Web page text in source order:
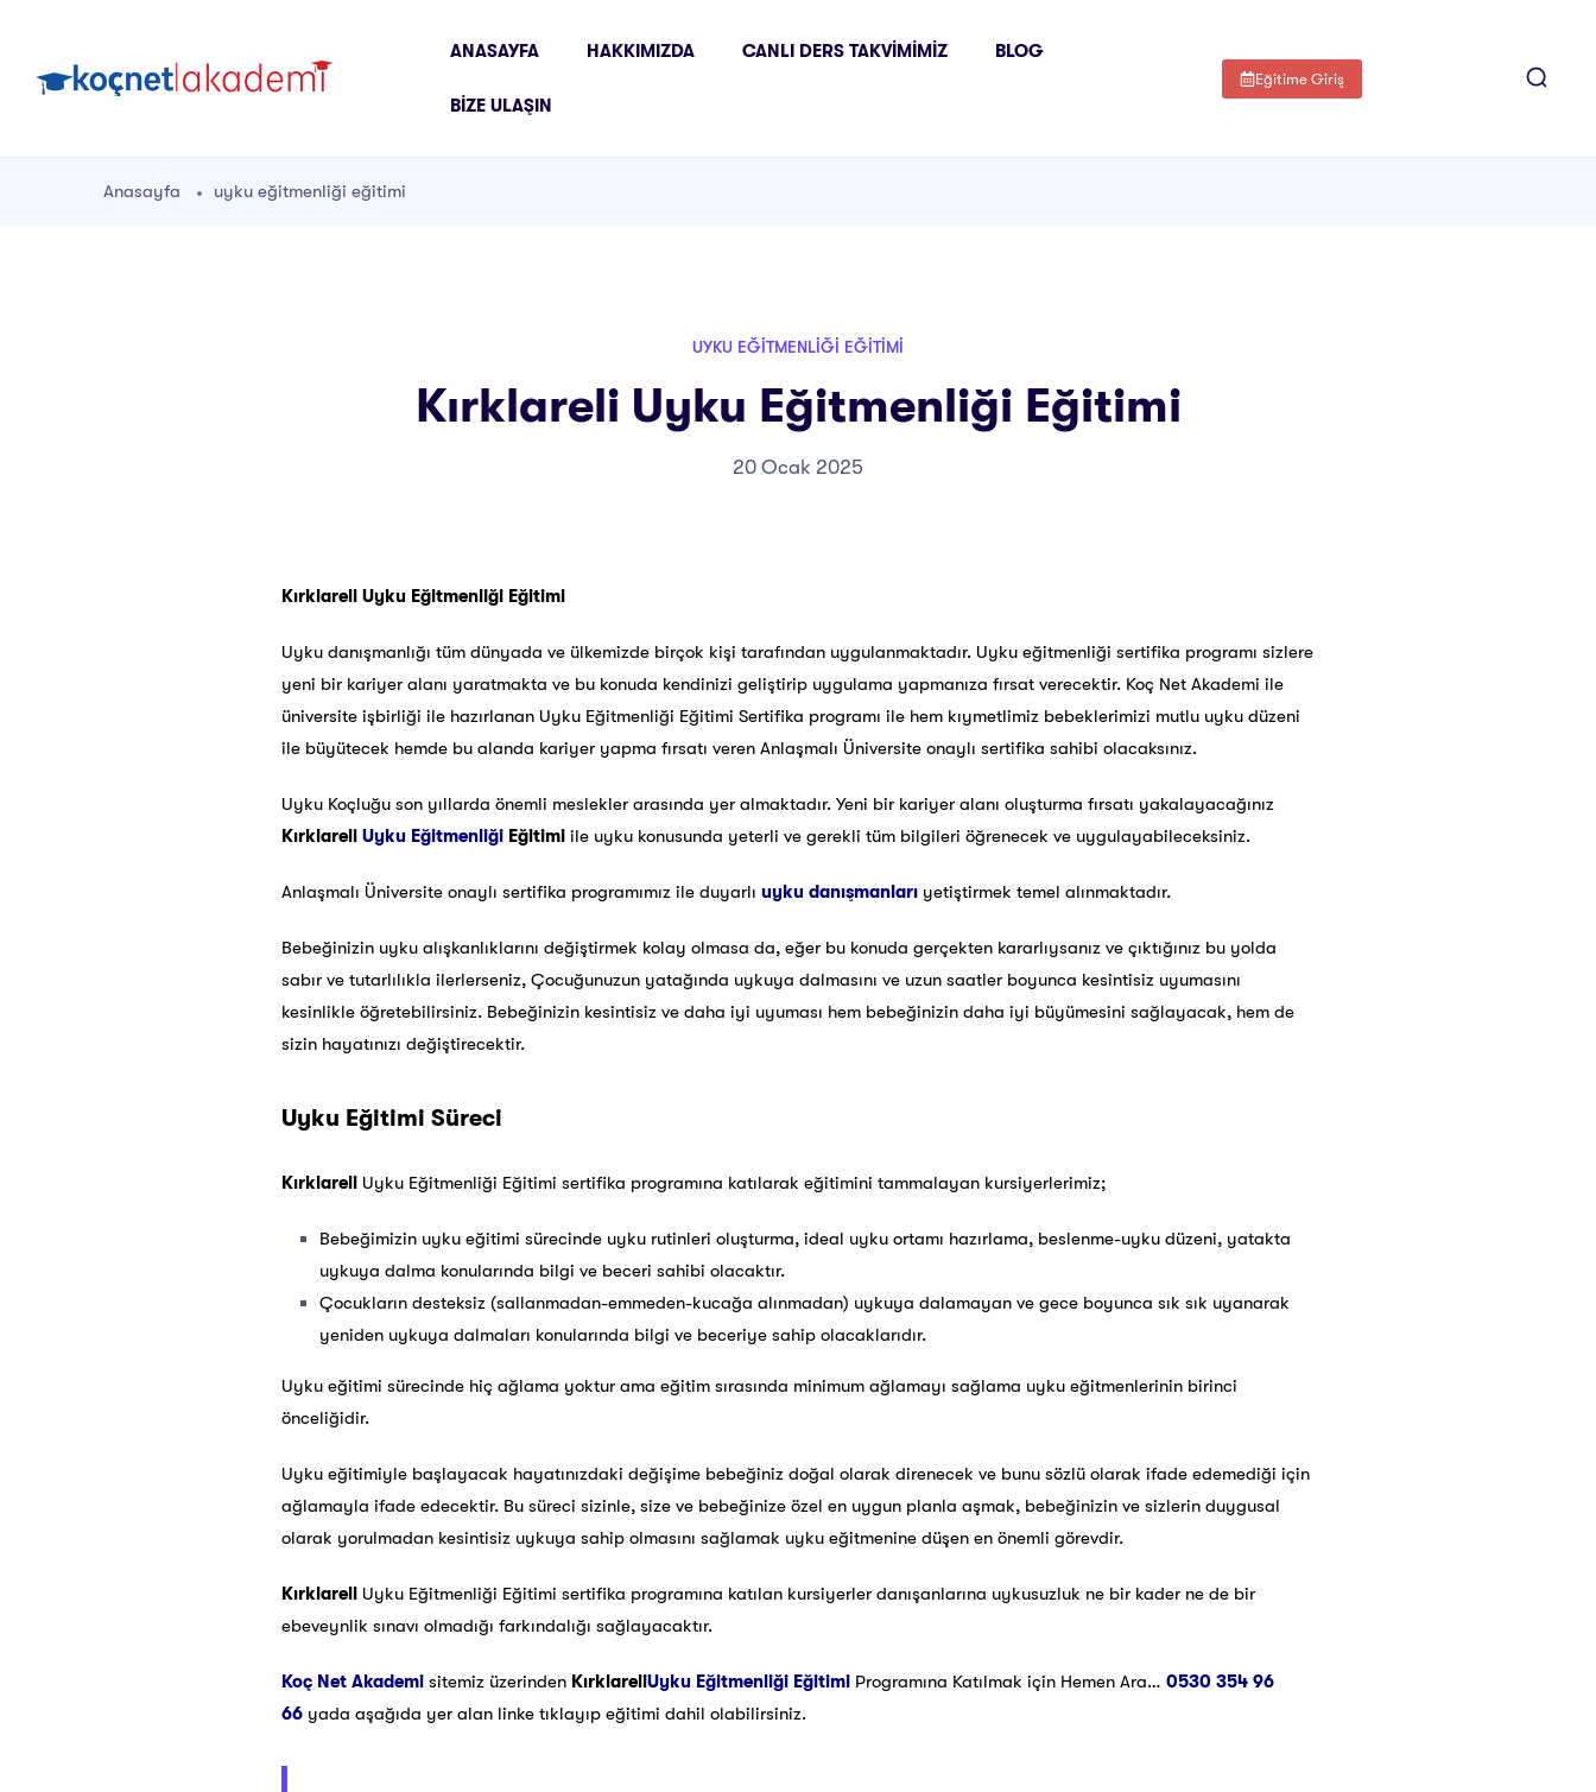
ANASAYFA HAKKIMIZDA CANLI DERS TAKVIMIMIZ BLOG
BIZE ULAŞIN
Eğitime Giriş
Anasayfa uyku eğitmenliği eğitimi
UYKU EĞITMENLIĞI EĞITIMI
Kırklareli Uyku Eğitmenliği Eğitimi
20 Ocak 2025
Kırklareli Uyku Eğitmenliği Eğitimi
Uyku danışmanlığı tüm dünyada ve ülkemizde birçok kişi tarafından uygulanmaktadır. Uyku eğitmenliği sertifika programı sizlere
yeni bir kariyer alanı yaratmakta ve bu konuda kendinizi geliştirip uygulama yapmanıza fırsat verecektir. Koç Net Akademi ile
üniversite işbirliği ile hazırlanan Uyku Eğitmenliği Eğitimi Sertifika programı ile hem kıymetlimiz bebeklerimizi mutlu uyku düzeni
ile büyütecek hemde bu alanda kariyer yapma fırsatı veren Anlaşmalı Üniversite onaylı sertifika sahibi olacaksınız.
Uyku Koçluğu son yıllarda önemli meslekler arasında yer almaktadır. Yeni bir kariyer alanı oluşturma fırsatı yakalayacağınız
Kırklareli Uyku Eğitmenliği Eğitimi ile uyku konusunda yeterli ve gerekli tüm bilgileri öğrenecek ve uygulayabileceksiniz.
Anlaşmalı Üniversite onaylı sertifika programımız ile duyarlı uyku danışmanları yetiştirmek temel alınmaktadır.
Bebeğinizin uyku alışkanlıklarını değiştirmek kolay olmasa da, eğer bu konuda gerçekten kararlıysanız ve çıktığınız bu yolda
sabır ve tutarlılıkla ilerlerseniz, Çocuğunuzun yatağında uykuya dalmasını ve uzun saatler boyunca kesintisiz uyumasını
kesinlikle öğretebilirsiniz. Bebeğinizin kesintisiz ve daha iyi uyuması hem bebeğinizin daha iyi büyümesini sağlayacak, hem de
sizin hayatınızı değiştirecektir.
Uyku Eğitimi Süreci
Kırklareli Uyku Eğitmenliği Eğitimi sertifika programına katılarak eğitimini tammalayan kursiyerlerimiz;
Bebeğimizin uyku eğitimi sürecinde uyku rutinleri oluşturma, ideal uyku ortamı hazırlama, beslenme-uyku düzeni, yatakta
uykuya dalma konularında bilgi ve beceri sahibi olacaktır.
Çocukların desteksiz (sallanmadan-emmeden-kucağa alınmadan) uykuya dalamayan ve gece boyunca sık sık uyanarak
yeniden uykuya dalmaları konularında bilgi ve beceriye sahip olacaklarıdır.
Uyku eğitimi sürecinde hiç ağlama yoktur ama eğitim sırasında minimum ağlamayı sağlama uyku eğitmenlerinin birinci
önceliğidir.
Uyku eğitimiyle başlayacak hayatınızdaki değişime bebeğiniz doğal olarak direnecek ve bunu sözlü olarak ifade edemediği için
ağlamayla ifade edecektir. Bu süreci sizinle, size ve bebeğinize özel en uygun planla aşmak, bebeğinizin ve sizlerin duygusal
olarak yorulmadan kesintisiz uykuya sahip olmasını sağlamak uyku eğitmenine düşen en önemli görevdir.
Kırklareli Uyku Eğitmenliği Eğitimi sertifika programına katılan kursiyerler danışanlarına uykusuzluk ne bir kader ne de bir
ebeveynlik sınavı olmadığı farkındalığı sağlayacaktır.
Koç Net Akademi sitemiz üzerinden KırklareliUyku Eğitmenliği Eğitimi Programına Katılmak için Hemen Ara… 0530 354 96
66 yada aşağıda yer alan linke tıklayıp eğitimi dahil olabilirsiniz.